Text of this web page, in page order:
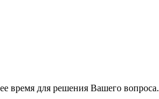
время для решения Вашего вопроса.